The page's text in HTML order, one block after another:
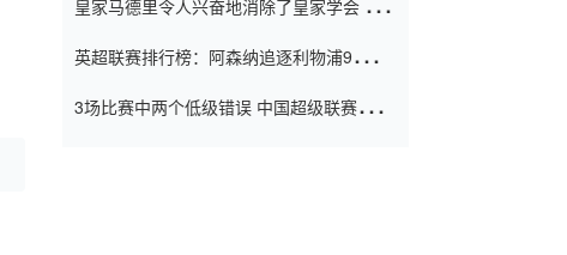
皇家马德里令人兴奋地消除了皇家学会 安
英超联赛排行榜：阿森纳追逐利物浦9分 曼
3场比赛中两个低级错误 中国超级联赛的前